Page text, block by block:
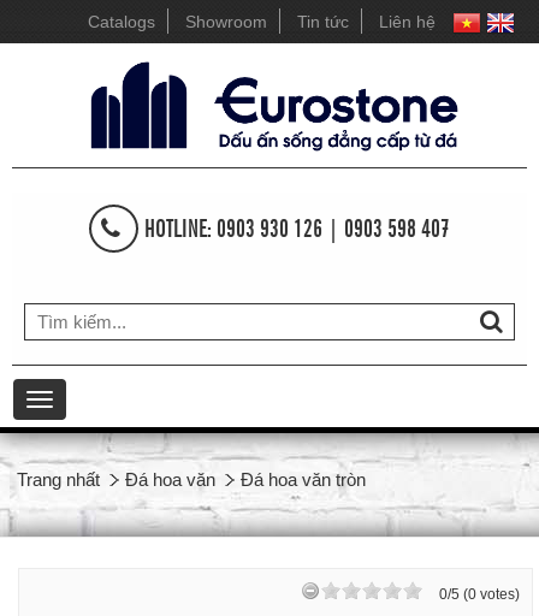
Catalogs Showroom Tin tức Liên hệ
HOTLINE: 0903 930 126 | 0903 598 407
Toggle
navigation
Trang nhất Đá hoa văn Đá hoa văn tròn
0/5 (0 votes)